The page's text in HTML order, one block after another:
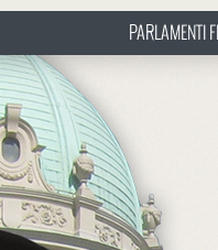
PARLAMENTI